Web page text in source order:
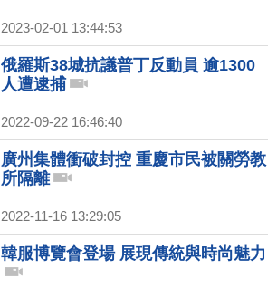
2023-02-01 13:44:53
俄羅斯38城抗議普丁反動員 逾1300
人遭逮捕
2022-09-22 16:46:40
廣州集體衝破封控 重慶市民被關勞教
所隔離
2022-11-16 13:29:05
韓服博覽會登場 展現傳統與時尚魅力